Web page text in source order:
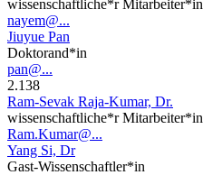
wissenschaftliche*r Mitarbeiter*in
nayem@...
Jiuyue Pan
Doktorand*in
pan@...
2.138
Ram-Sevak Raja-Kumar, Dr.
wissenschaftliche*r Mitarbeiter*in
Ram.Kumar@...
Yang Si, Dr
Gast-Wissenschaftler*in